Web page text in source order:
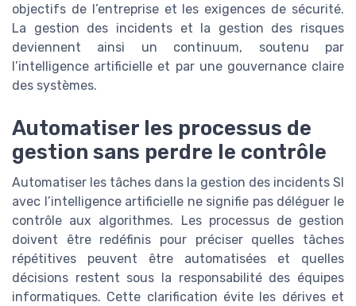
objectifs de l’entreprise et les exigences de sécurité.
La gestion des incidents et la gestion des risques
deviennent ainsi un continuum, soutenu par
l’intelligence artificielle et par une gouvernance claire
des systèmes.
Automatiser les processus de
gestion sans perdre le contrôle
Automatiser les tâches dans la gestion des incidents SI
avec l’intelligence artificielle ne signifie pas déléguer le
contrôle aux algorithmes. Les processus de gestion
doivent être redéfinis pour préciser quelles tâches
répétitives peuvent être automatisées et quelles
décisions restent sous la responsabilité des équipes
informatiques. Cette clarification évite les dérives et